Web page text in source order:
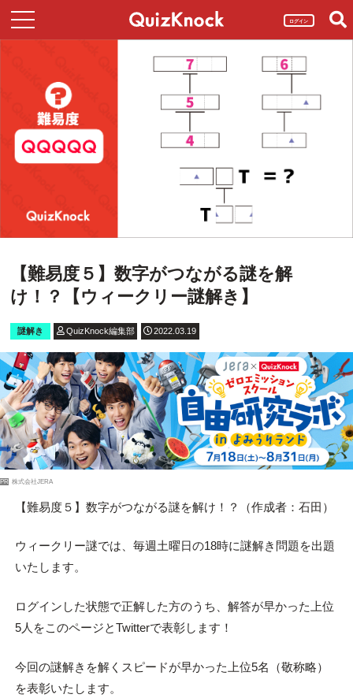
ログイン
【難易度５】数字がつながる謎を解
け！？【ウィークリー謎解き】
謎解き QuizKnock編集部 2022.03.19
PR 株式会社JERA
【難易度５】数字がつながる謎を解け！？（作成者：石田）
ウィークリー謎では、毎週土曜日の18時に謎解き問題を出題
いたします。
ログインした状態で正解した方のうち、解答が早かった上位
5人をこのページとTwitterで表彰します！
今回の謎解きを解くスピードが早かった上位5名（敬称略）
を表彰いたします。